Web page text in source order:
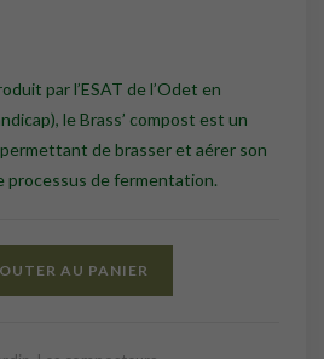
par l’ESAT de l’Odet en
le Brass’ compost est un
de brasser et aérer son
processus de fermentation.
AU PANIER